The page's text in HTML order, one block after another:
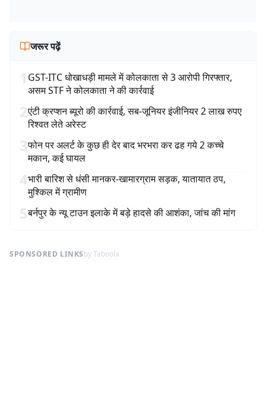
जरूर पढ़ें
1 GST-ITC धोखाधड़ी मामले में कोलकाता से 3 आरोपी गिरफ्तार,
असम STF ने कोलकाता ने की कार्रवाई
2एंटी क्रप्शन ब्यूरो की कार्रवाई, सब-जूनियर इंजीनियर 2 लाख रुपए
रिश्वत लेते अरेस्ट
3फोन पर अलर्ट के कुछ ही देर बाद भरभरा कर ढह गये 2 कच्चे
मकान, कई घायल
4भारी बारिश से धंसी मानकर-खामारग्राम सड़क, यातायात ठप,
मुश्किल में ग्रामीण
5बर्नपुर के न्यू टाउन इलाके में बड़े हादसे की आशंका, जांच की मांग
SPONSORED LINKSby Taboola